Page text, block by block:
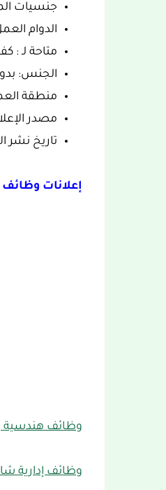
جنسيات
الدوام
متاحة لـ :
الجنس:
منطقة
مصدر
تاريخ نشر الإعلان: بتاريخ 19 جمادى
إعلانات
وظائف هندسية
وظائف إدارية